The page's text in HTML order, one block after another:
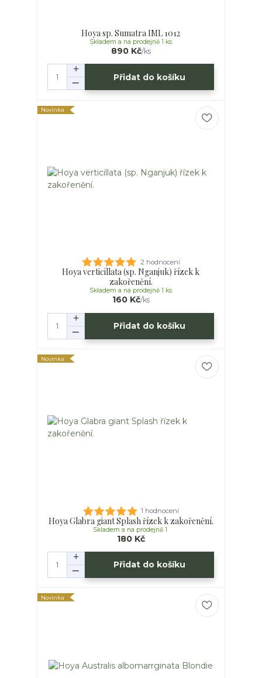
Hoya sp. Sumatra IML 1012
890 Kč/ks
Skladem a na prodejně 1 ks
Přidat do košíku
Novinka
2 hodnocení
Hoya verticillata (sp. Nganjuk) řízek k
zakořenění.
160 Kč/ks
Skladem a na prodejně 1 ks
Přidat do košíku
Novinka
1 hodnocení
Hoya Glabra giant Splash řízek k zakořenění.
180 Kč
Skladem a na prodejně 1
Přidat do košíku
Novinka